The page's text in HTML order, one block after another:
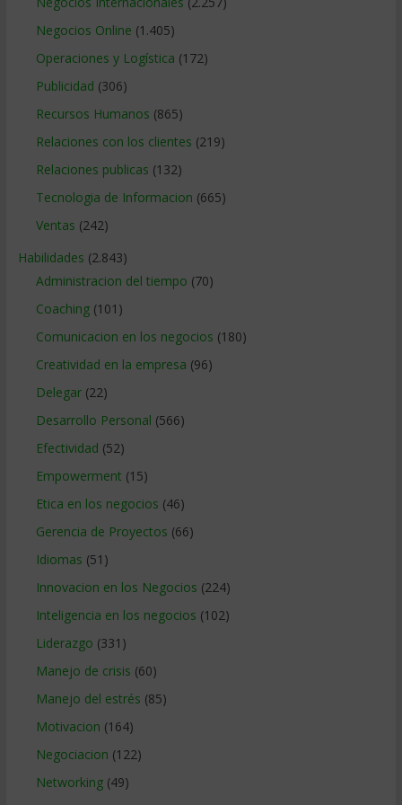
Negocios Online (1.405)
Operaciones y Logística (172)
Publicidad (306)
Recursos Humanos (865)
Relaciones con los clientes (219)
Relaciones publicas (132)
Tecnologia de Informacion (665)
Ventas (242)
Habilidades (2.843)
Administracion del tiempo (70)
Coaching(101)
Comunicacion en los negocios (180)
Creatividad en la empresa (96)
Delegar(22)
Desarrollo Personal (566)
Efectividad (52)
Empowerment (15)
Etica en los negocios (46)
Gerencia de Proyectos (66)
Idiomas (51)
Innovacion en los Negocios (224)
Inteligencia en los negocios (102)
Liderazgo (331)
Manejo de crisis (60)
Manejo del estrés (85)
Motivacion (164)
Negociacion (122)
Networking(49)